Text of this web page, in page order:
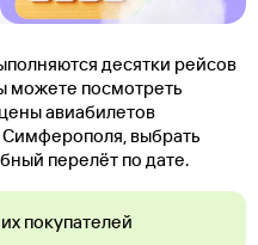
десятки рейсов
можете посмотреть
авиабилетов
выбрать
перелёт по дате.
покупателей